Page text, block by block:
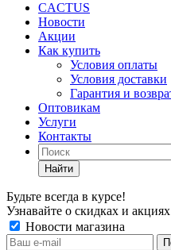
CACTUS
Новости
Акции
Как купить
Условия оплаты
Условия доставки
Гарантия и
Оптовикам
Услуги
Контакты
Найти
Будьте всегда в курсе!
Узнавайте о скидках и
Новости магазина